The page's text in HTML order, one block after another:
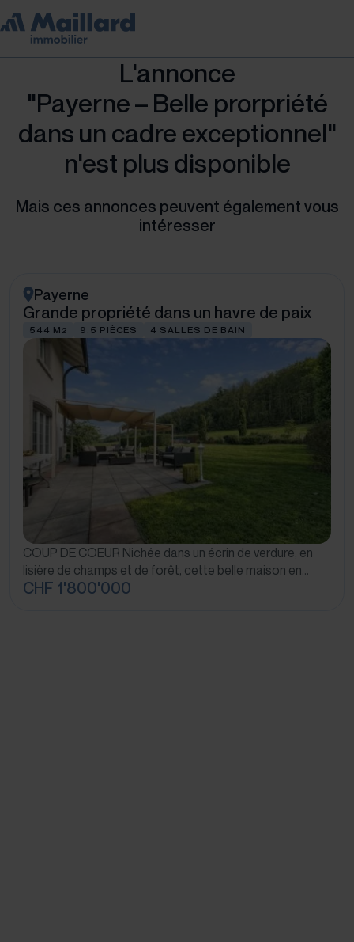
L'annonce
"Payerne – Belle prorpriété
dans un cadre exceptionnel"
n'est plus disponible
Mais ces annonces peuvent également vous
intéresser
Payerne
Grande propriété dans un havre de paix
544 M 2 9.5 PIÈCES 4 SALLES DE BAIN
COUP DE COEUR Nichée dans un écrin de verdure, en
lisière de champs et de forêt, cette belle maison en…
CHF 1'800'000